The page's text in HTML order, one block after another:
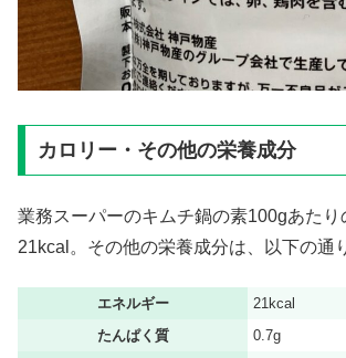
カロリー・その他の栄養成分
業務スーパーのキムチ鍋の素100gあたり
21kcal。その他の栄養成分は、以下の通
エネルギー
21kcal
たんぱく質
0.7g